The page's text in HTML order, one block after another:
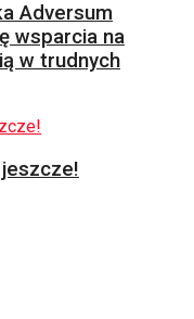
Adversum
wsparcia na
w trudnych